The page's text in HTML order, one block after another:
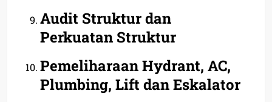
Audit Struktur dan
Perkuatan Struktur
Pemeliharaan Hydrant, AC,
Plumbing, Lift dan Eskalator